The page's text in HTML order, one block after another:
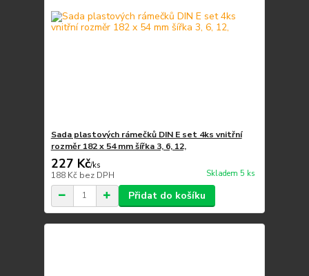
Sada plastových rámečků DIN E set 4ks vnitřní
rozměr 182 x 54 mm šířka 3, 6, 12,
227 Kč/ks
188 Kč bez DPH Skladem 5 ks
Přidat do košíku